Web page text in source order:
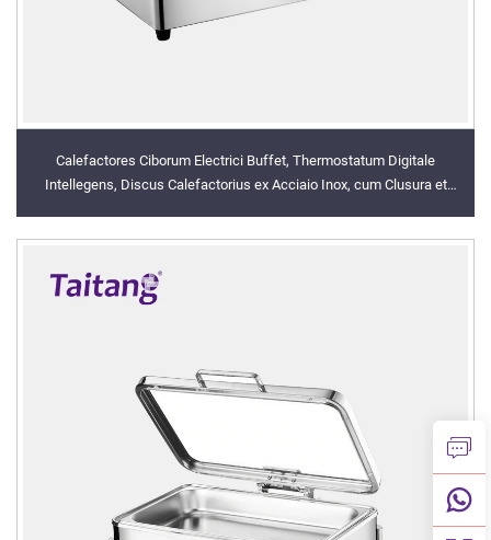
Calefactores Ciborum Electrici Buffet, Thermostatum Digitale
Intellegens, Discus Calefactorius ex Acciaio Inox, cum Clusura et